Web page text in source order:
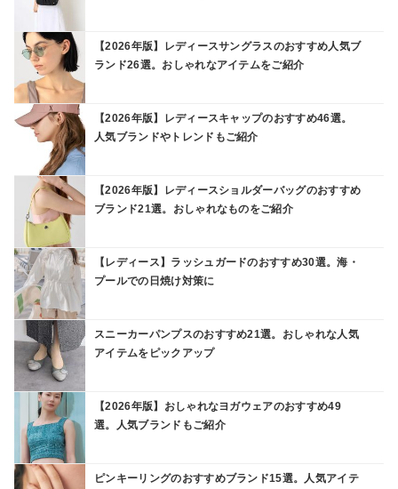
【2026年版】レディースサングラスのおすすめ人気ブ
ランド26選。おしゃれなアイテムをご紹介
【2026年版】レディースキャップのおすすめ46選。
人気ブランドやトレンドもご紹介
【2026年版】レディースショルダーバッグのおすすめ
ブランド21選。おしゃれなものをご紹介
【レディース】ラッシュガードのおすすめ30選。海・
プールでの日焼け対策に
スニーカーパンプスのおすすめ21選。おしゃれな人気
アイテムをピックアップ
【2026年版】おしゃれなヨガウェアのおすすめ49
選。人気ブランドもご紹介
ピンキーリングのおすすめブランド15選。人気アイテ